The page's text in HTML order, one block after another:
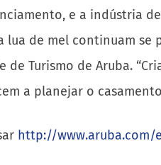
e a indústria
de mel continuam
Turismo de Aruba.
a planejar o
http://www.aruba.com/